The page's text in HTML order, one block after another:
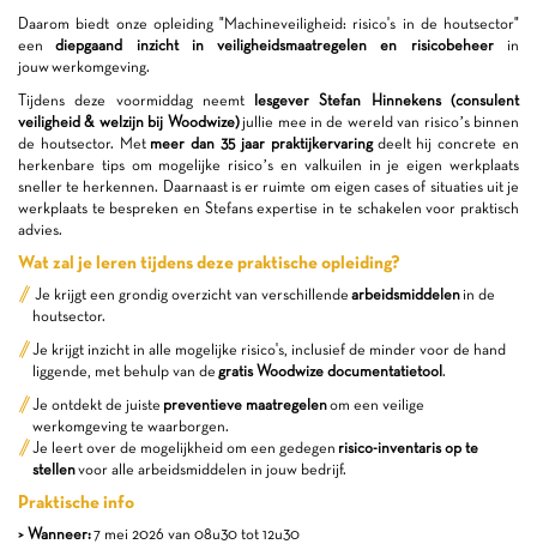
Daarom biedt onze opleiding "Machineveiligheid: risico's in de houtsector"
eendiepgaand inzicht in veiligheidsmaatregelen en risicobeheerin
jouw werkomgeving.
Tijdens deze voormiddag neemt
lesgever Stefan Hinnekens (consulent
veiligheid & welzijn bij Woodwize)jullie mee in de wereld van risico’s binnen
de houtsector. Met meer dan 35 jaar praktijkervaringdeelt hij concrete en
herkenbare tips om mogelijke risico’s en valkuilen in je eigen werkplaats
sneller te herkennen. Daarnaast is er ruimte om eigen cases of situaties uit je
werkplaats te bespreken en Stefans expertise in te schakelen voor praktisch
advies.
Wat zal je leren tijdens deze praktische opleiding?
Je krijgt een grondig overzicht van verschillende arbeidsmiddelenin de
houtsector.
Je krijgt inzicht in alle mogelijke risico's, inclusief de minder voor de hand
liggende, met behulp van de gratis Woodwize documentatietool .
Je ontdekt de juiste preventieve maatregelenom een veilige
werkomgeving te waarborgen.
Je leert over de mogelijkheid om een gedegen risico-inventaris op te
stellenvoor alle arbeidsmiddelen in jouw bedrijf.
Praktische info
> Wanneer:7 mei 2026 van 08u30 tot 12u30